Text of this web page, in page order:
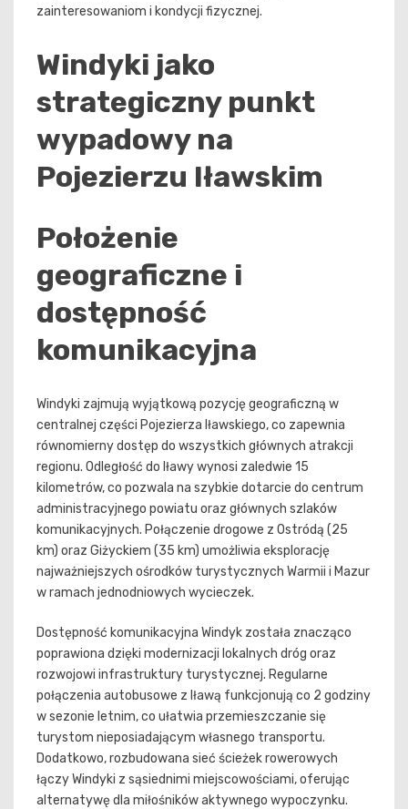
zainteresowaniom i kondycji fizycznej.
Windyki jako
strategiczny punkt
wypadowy na
Pojezierzu Iławskim
Położenie
geograficzne i
dostępność
komunikacyjna
Windyki zajmują wyjątkową pozycję geograficzną w
centralnej części Pojezierza Iławskiego, co zapewnia
równomierny dostęp do wszystkich głównych atrakcji
regionu. Odległość do Iławy wynosi zaledwie 15
kilometrów, co pozwala na szybkie dotarcie do centrum
administracyjnego powiatu oraz głównych szlaków
komunikacyjnych. Połączenie drogowe z Ostródą (25
km) oraz Giżyckiem (35 km) umożliwia eksplorację
najważniejszych ośrodków turystycznych Warmii i Mazur
w ramach jednodniowych wycieczek.
Dostępność komunikacyjna Windyk została znacząco
poprawiona dzięki modernizacji lokalnych dróg oraz
rozwojowi infrastruktury turystycznej. Regularne
połączenia autobusowe z Iławą funkcjonują co 2 godziny
w sezonie letnim, co ułatwia przemieszczanie się
turystom nieposiadającym własnego transportu.
Dodatkowo, rozbudowana sieć ścieżek rowerowych
łączy Windyki z sąsiednimi miejscowościami, oferując
alternatywę dla miłośników aktywnego wypoczynku.